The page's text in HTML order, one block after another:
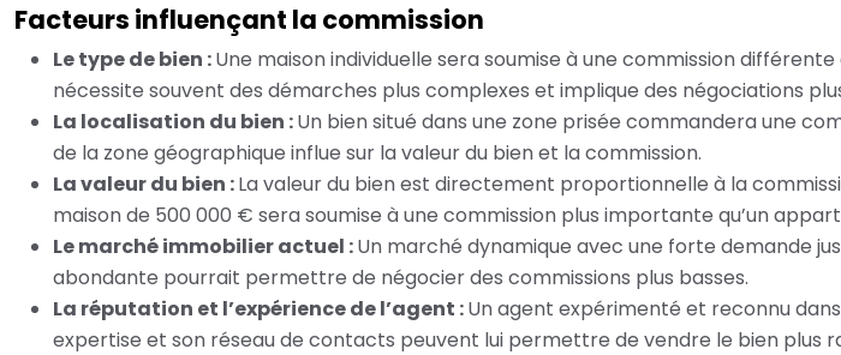
Facteurs influençant la commission
Le type de bien :Une maison individuelle sera soumise à une commission
nécessite souvent des démarches plus complexes et implique des négociations
La localisation du bien :Un bien situé dans une zone prisée commandera une
de la zone géographique influe sur la valeur du bien et la commission.
La valeur du bien :La valeur du bien est directement proportionnelle à la
maison de 500 000 € sera soumise à une commission plus importante qu’un
Le marché immobilier actuel :Un marché dynamique avec une forte demande
abondante pourrait permettre de négocier des commissions plus basses.
La réputation et l’expérience de l’agent :Un agent expérimenté et reconnu
expertise et son réseau de contacts peuvent lui permettre de vendre le bien plus